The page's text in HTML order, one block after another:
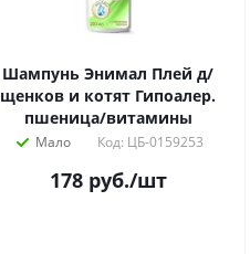
Шампунь Энимал Плей д/
щенков и котят Гипоалер.
пшеница/витамины
Мало Код: ЦБ-0159253
178руб./шт